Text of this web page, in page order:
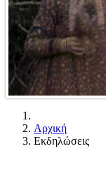
Αρχική
Εκδηλώσεις